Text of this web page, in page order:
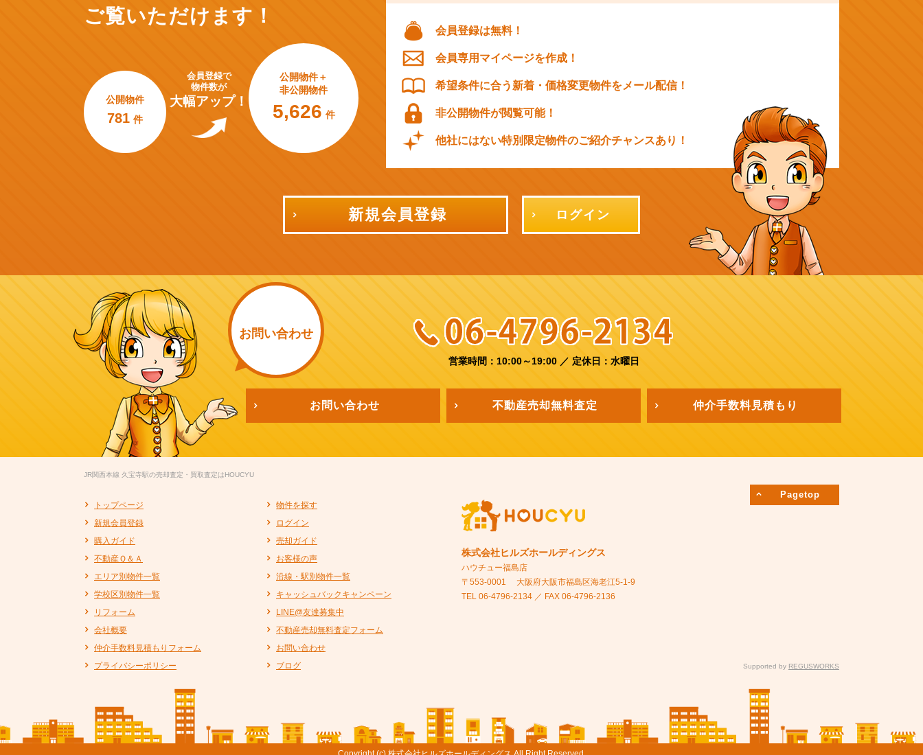
ご覧いただけます！
会員登録で
物件数が
大幅アップ！
公開物件
781 件
公開物件＋
非公開物件
5,626 件
会員登録は無料！
会員専用マイページを作成！
希望条件に合う新着・価格変更物件をメール配信！
非公開物件が閲覧可能！
他社にはない特別限定物件のご紹介チャンスあり！
新規会員登録 ログイン
お問い合わせ
営業時間：10:00～19:00 ／ 定休日：水曜日
お問い合わせ 不動産売却無料査定 仲介手数料見積もり
Pagetop
JR関西本線 久宝寺駅の売却査定・買取査定はHOUCYU
トップページ
物件を探す
新規会員登録
ログイン
購入ガイド
売却ガイド
不動産Ｑ＆Ａ
お客様の声
エリア別物件一覧
沿線・駅別物件一覧
学校区別物件一覧
キャッシュバックキャンペーン
リフォーム
LINE@友達募集中
会社概要
不動産売却無料査定フォーム
仲介手数料見積もりフォーム
お問い合わせ
プライバシーポリシー
ブログ
株式会社ヒルズホールディングス
ハウチュー福島店
〒553-0001
大阪府大阪市福島区海老江5-1-9
TEL 06-4796-2134 ／ FAX 06-4796-2136
Supported by REGUSWORKS